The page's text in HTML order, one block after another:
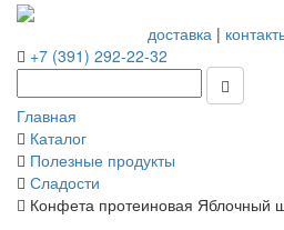
доставка|
+7 (391) 292-22-32
Главная
Каталог
Полезные продукты
Сладости
Конфета протеиновая Яблочный